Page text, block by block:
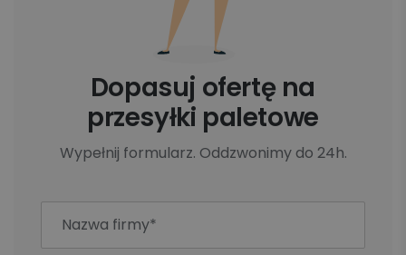
Dopasuj ofertę na
przesyłki paletowe
Wypełnij formularz. Oddzwonimy do 24h.